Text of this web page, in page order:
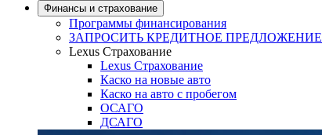
Финансы и страхование
Программы финансирования
ЗАПРОСИТЬ КРЕДИТНОЕ ПРЕДЛОЖЕНИЕ
Lexus Страхование
Lexus Страхование
Каско на новые авто
Каско на авто с пробегом
ОСАГО
ДСАГО